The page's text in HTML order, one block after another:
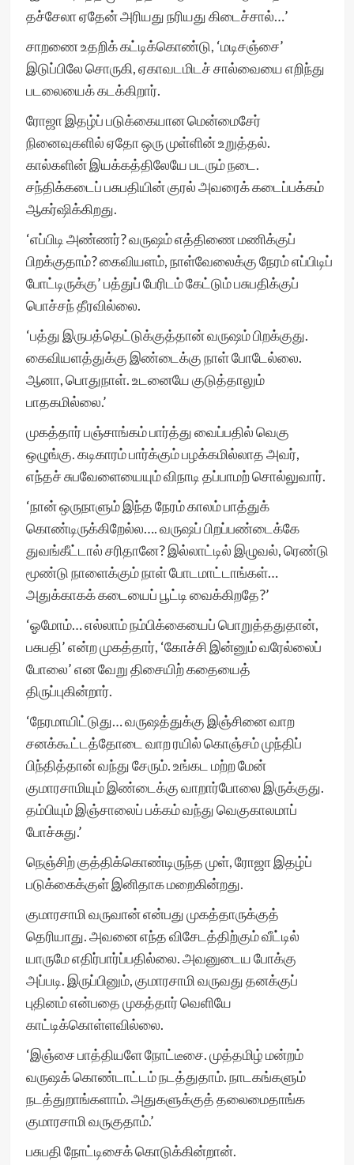
தச்சேலா ஏதேன் அரியது நரியது கிடைச்சால்…’
சாறணை உதறிக் கட்டிக்கொண்டு, ‘மடிசஞ்சை’
இடுப்பிலே சொருகி, ஏகாவடமிடச் சால்வையை எறிந்து
படலையைக் கடக்கிறார்.
ரோஜா இதழ்ப் படுக்கையான மென்மைசேர்
நினைவுகளில் ஏதோ ஒரு முள்ளின் உறுத்தல்.
கால்களின் இயக்கத்திலேயே படரும் நடை.
சந்திக்கடைப் பசுபதியின் குரல் அவரைக் கடைப்பக்கம்
ஆகர்ஷிக்கிறது.
‘எப்பிடி அண்ணர்? வருஷம் எத்திணை மணிக்குப்
பிறக்குதாம்? கைவியளம், நாள்வேலைக்கு நேரம் எப்பிடிப்
போட்டிருக்கு’ பத்துப் பேரிடம் கேட்டும் பசுபதிக்குப்
பொச்சந் தீரவில்லை.
‘பத்து இருபத்தெட்டுக்குத்தான் வருஷம் பிறக்குது.
கைவியளத்துக்கு இண்டைக்கு நாள் போடேல்லை.
ஆனா, பொதுநாள். உடனையே குடுத்தாலும்
பாதகமில்லை.’
முகத்தார் பஞ்சாங்கம் பார்த்து வைப்பதில் வெகு
ஒழுங்கு. கடிகாரம் பார்க்கும் பழக்கமில்லாத அவர்,
எந்தச் சுபவேளையையும் விநாடி தப்பாமற் சொல்லுவார்.
‘நான் ஒருநாளும் இந்த நேரம் காலம் பாத்துக்
கொண்டிருக்கிறேல்ல…. வருஷப் பிறப்பண்டைக்கே
துவங்கீட்டால் சரிதானே? இல்லாட்டில் இழுவல், ரெண்டு
மூண்டு நாளைக்கும் நாள் போடமாட்டாங்கள்…
அதுக்காகக் கடையைப் பூட்டி வைக்கிறதே?’
‘ஓமோம்… எல்லாம் நம்பிக்கையைப் பொறுத்ததுதான்,
பசுபதி’ என்ற முகத்தார், ‘கோச்சி இன்னும் வரேல்லைப்
போலை’ என வேறு திசையிற் கதையைத்
திருப்புகின்றார்.
‘நேரமாயிட்டுது… வருஷத்துக்கு இஞ்சினை வாற
சனக்கூட்டத்தோடை வாற ரயில் கொஞ்சம் முந்திப்
பிந்தித்தான் வந்து சேரும். உங்கட மற்ற மேன்
குமாரசாமியும் இண்டைக்கு வாறார்போலை இருக்குது.
தம்பியும் இஞ்சாலைப் பக்கம் வந்து வெகுகாலமாப்
போச்சுது.’
நெஞ்சிற் குத்திக்கொண்டிருந்த முள், ரோஜா இதழ்ப்
படுக்கைக்குள் இனிதாக மறைகின்றது.
குமாரசாமி வருவான் என்பது முகத்தாருக்குத்
தெரியாது. அவனை எந்த விசேடத்திற்கும் வீட்டில்
யாருமே எதிர்பார்ப்பதில்லை. அவனுடைய போக்கு
அப்படி. இருப்பினும், குமாரசாமி வருவது தனக்குப்
புதினம் என்பதை முகத்தார் வெளியே
காட்டிக்கொள்ளவில்லை.
‘இஞ்சை பாத்தியளே நோட்டீசை. முத்தமிழ் மன்றம்
வருஷக் கொண்டாட்டம் நடத்துதாம். நாடகங்களும்
நடத்துறாங்களாம். அதுகளுக்குத் தலைமைதாங்க
குமாரசாமி வருகுதாம்.’
பசுபதி நோட்டிசைக் கொடுக்கின்றான்.